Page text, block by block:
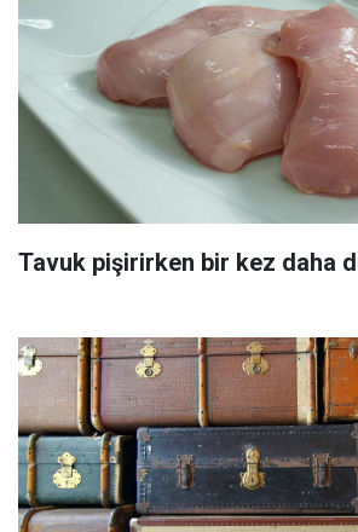
Tavuk pişirirken bir kez daha